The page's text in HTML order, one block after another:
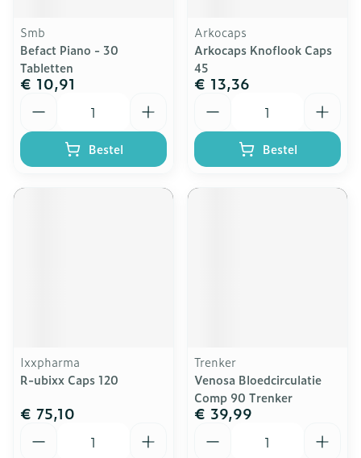
Smb
Befact Piano - 30
Tabletten
€ 10,91
Bestel
Arkocaps
Arkocaps Knoflook Caps
45
€ 13,36
Bestel
Ixxpharma
R-ubixx Caps 120
€ 75,10
Trenker
Venosa Bloedcirculatie
Comp 90 Trenker
€ 39,99